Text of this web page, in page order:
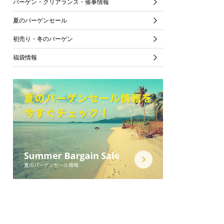
バーゲン・クリアランス・催事情報
夏のバーゲンセール
初売り・冬のバーゲン
福袋情報